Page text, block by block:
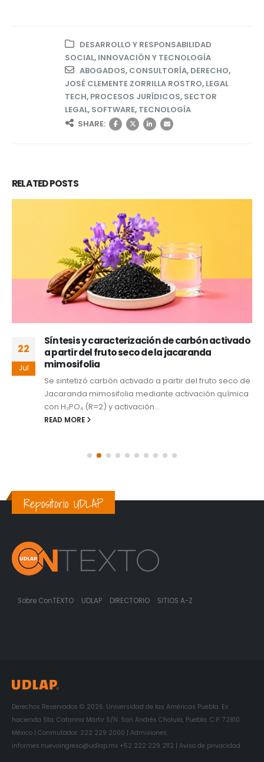
DESARROLLO Y RESPONSABILIDAD
SOCIAL, INNOVACIÓN Y TECNOLOGÍA
ABOGADOS, CONSULTORÍA, DERECHO,
JOSÉ CLEMENTE ZORRILLA ROSTRO, LEGAL
TECH, PROCESOS JURÍDICOS, SECTOR
LEGAL, SOFTWARE, TECNOLOGÍA
SHARE:
RELATEDPOSTS
22
Jul
Síntesis y caracterización de carbón activado
a partir del fruto seco de la jacaranda
mimosifolia
Se sintetizó carbón activado a partir del fruto seco de
Jacaranda mimosifolia mediante activación química
con H₃PO₄ (R=2) y activación...
READ MORE
Repositorio UDLAP
Sobre ConTEXTO UDLAP DIRECTORIO SITIOS A-Z
Derechos Reservados © 2026. Universidad de las Américas Puebla. Ex
hacienda Sta. Catarina Mártir S/N. San Andrés Cholula, Puebla. C.P. 72810.
México | Conmutador: 222 229 2000 | Admisiones:
informes.nuevoingreso@udlap.mx +52 222 229 2112 | Aviso de privacidad